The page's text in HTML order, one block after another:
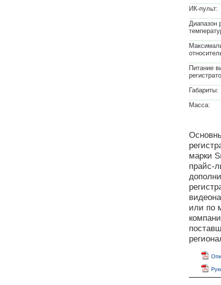
ИК-пульт:
Диапазон
Питание
Габариты:
Масса:
марки
прайс-
или по